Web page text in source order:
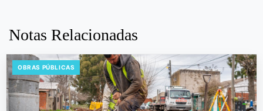
Notas Relacionadas
OBRAS PÚBLICAS